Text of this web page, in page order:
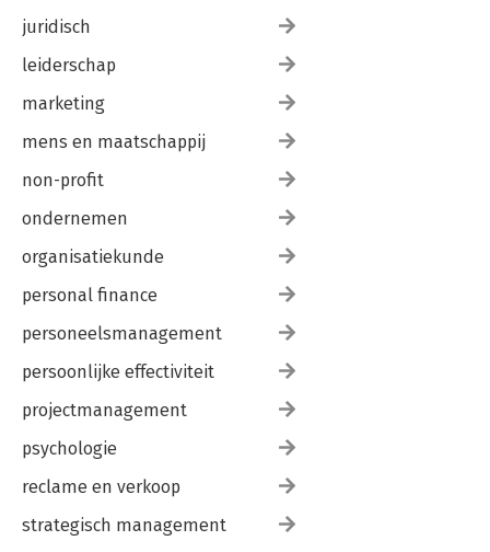
juridisch
leiderschap
marketing
mens en maatschappij
non-profit
ondernemen
organisatiekunde
personal finance
personeelsmanagement
persoonlijke effectiviteit
projectmanagement
psychologie
reclame en verkoop
strategisch management